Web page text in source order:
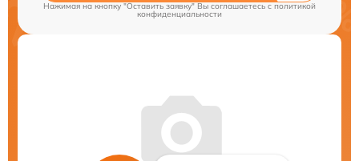
Нажимая на кнопку "Оставить заявку" Вы соглашаетесь c политикой
конфиденциальности